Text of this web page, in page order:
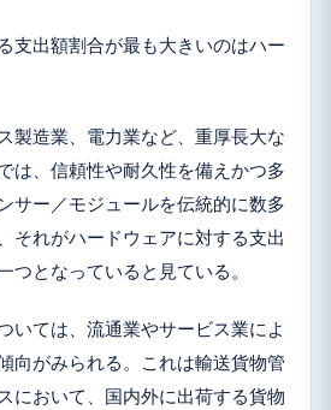
支出額割合が最も大きいのはハー
製造業、電力業など、重厚長大な
は、信頼性や耐久性を備えかつ多
サー／モジュールを伝統的に数多
それがハードウェアに対する支出
つとなっていると見ている。
いては、流通業やサービス業によ
向がみられる。これは輸送貨物管
において、国内外に出荷する貨物